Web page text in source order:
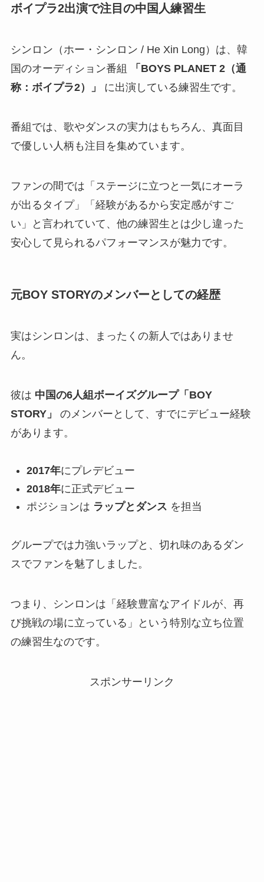
ボイプラ2出演で注目の中国人練習生
シンロン（ホー・シンロン / He Xin Long）は、韓
国のオーディション番組
「BOYS PLANET 2（通
称：ボイプラ2）」
に出演している練習生です。
番組では、歌やダンスの実力はもちろん、真面目
で優しい人柄も注目を集めています。
ファンの間では「ステージに立つと一気にオーラ
が出るタイプ」「経験があるから安定感がすご
い」と言われていて、他の練習生とは少し違った
安心して見られるパフォーマンスが魅力です。
元BOY STORYのメンバーとしての経歴
実はシンロンは、まったくの新人ではありませ
ん。
彼は 中国の6人組ボーイズグループ「BOY
STORY」
のメンバーとして、すでにデビュー経験
があります。
2017年にプレデビュー
2018年に正式デビュー
ポジションは ラップとダンス を担当
グループでは力強いラップと、切れ味のあるダン
スでファンを魅了しました。
つまり、シンロンは「経験豊富なアイドルが、再
び挑戦の場に立っている」という特別な立ち位置
の練習生なのです。
スポンサーリンク